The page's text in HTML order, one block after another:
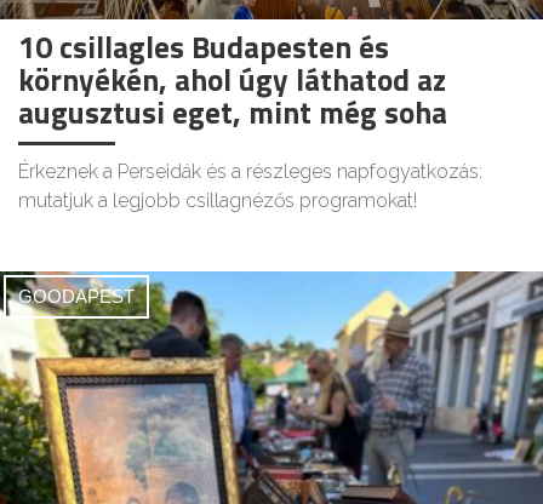
10 csillagles Budapesten és
környékén, ahol úgy láthatod az
augusztusi eget, mint még soha
Érkeznek a Perseidák és a részleges napfogyatkozás:
mutatjuk a legjobb csillagnézős programokat!
GOODAPEST